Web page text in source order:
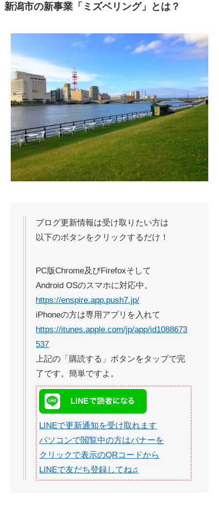
新潟市の新事業「ミズベリング」とは？
ブログ更新情報は受け取りたい方は
以下のボタンをクリックするだけ！
PC版Chrome及びFirefoxそして
Android OSのスマホに対応中。
https://enspire.app.push7.jp/
iPhoneの方は専用アプリを入れて
https://itunes.apple.com/jp/app/id1088673
537
上記の「購読する」ボタンをタップで完
了です。簡単ですよ。
LINEで更新通知を受け取れます
パソコンで閲覧中の方はバナーを
クリックで表示のQRコードから
LINEで友だち登録してね♫